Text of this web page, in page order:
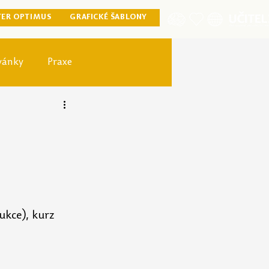
OPTIMUS GRAFICKÉ ŠABLONY
Praxe
kurz